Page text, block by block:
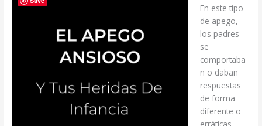
En este tipo
de apego,
los padres
se
comportaba
n o daban
respuestas
de forma
diferente o